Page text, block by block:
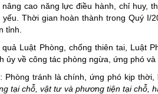
cao năng lực điều hành, chỉ huy,
Thời gian hoàn thành trong Quý I/
tỉnh.
Luật Phòng, chống thiên tai, Luật
về công tác phòng ngừa, ứng phó và
tránh là chính, ứng phó kịp
tại chỗ, vật tư và phương tiện tại chỗ,